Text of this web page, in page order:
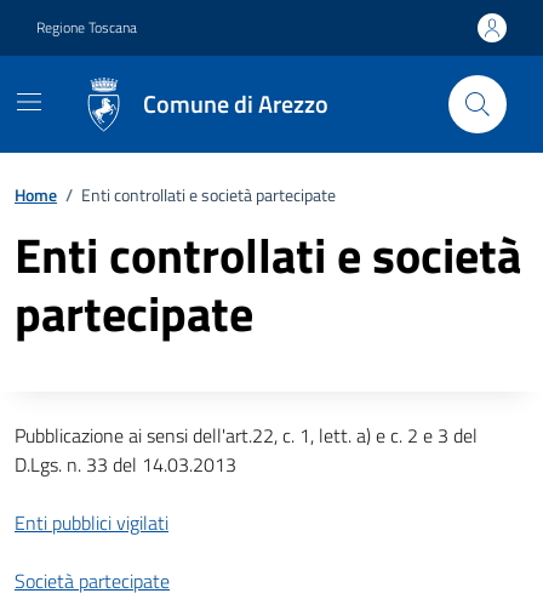
Regione Toscana
Comune di Arezzo
Home / Enti controllati e società partecipate
Enti controllati e società
partecipate
Descrizione completa
Pubblicazione ai sensi dell'art.22, c. 1, lett. a) e c. 2 e 3 del
D.Lgs. n. 33 del 14.03.2013
Enti pubblici vigilati
Società partecipate